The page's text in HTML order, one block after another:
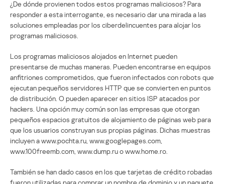
¿De dónde provienen todos estos programas maliciosos? Para
responder a esta interrogante, es necesario dar una mirada a las
soluciones empleadas por los ciberdelincuentes para alojar los
programas maliciosos.
Los programas maliciosos alojados en Internet pueden
presentarse de muchas maneras. Pueden encontrarse en equipos
anfitriones comprometidos, que fueron infectados con robots que
ejecutan pequeños servidores HTTP que se convierten en puntos
de distribución. O pueden aparecer en sitios ISP atacados por
hackers. Una opción muy común son las empresas que otorgan
pequeños espacios gratuitos de alojamiento de páginas web para
que los usuarios construyan sus propias páginas. Dichas muestras
incluyen a www.pochta.ru, www.googlepages.com,
www.100freemb.com, www.dump.ru o www.home.ro.
También se han dado casos en los que tarjetas de crédito robadas
fueron utilizadas para comprar un nombre de dominio y un paquete